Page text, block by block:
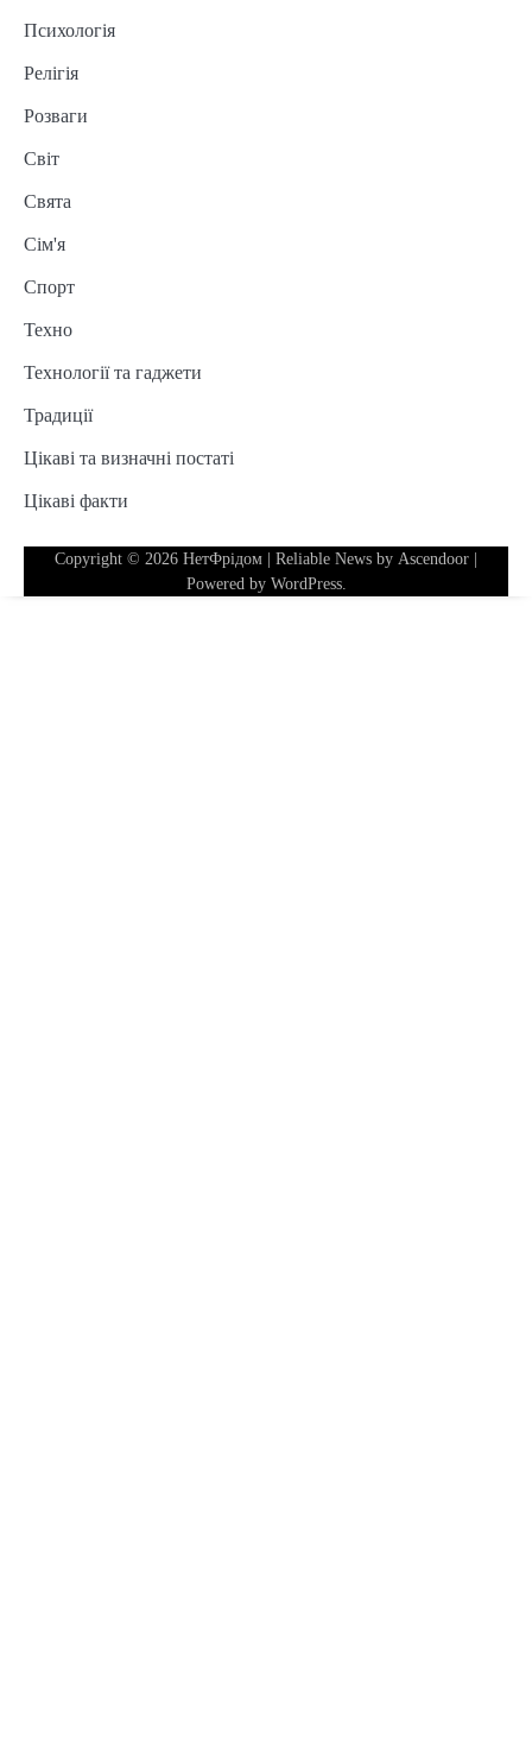
Психологія
Релігія
Розваги
Світ
Свята
Сім'я
Спорт
Техно
Технології та гаджети
Традиції
Цікаві та визначні постаті
Цікаві факти
Copyright © 2026 НетФрідом | Reliable News by Ascendoor
Powered by WordPress.